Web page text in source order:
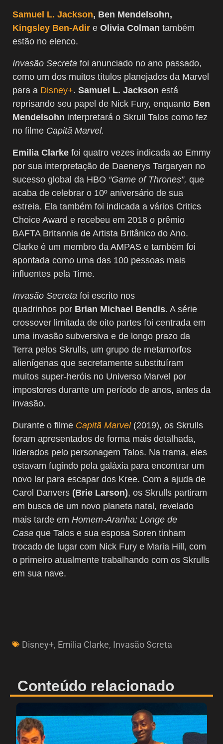
Samuel L. Jackson, Ben Mendelsohn,
Kingsley Ben-Adir e Olivia Colman também
estão no elenco.
Invasão Secreta foi anunciado no ano passado,
como um dos muitos títulos planejados da Marvel
para a Disney+. Samuel L. Jackson está
reprisando seu papel de Nick Fury, enquanto Ben
Mendelsohn interpretará o Skrull Talos como fez
no filme Capitã Marvel.
Emilia Clarke foi quatro vezes indicada ao Emmy
por sua interpretação de Daenerys Targaryen no
sucesso global da HBO “Game of Thrones”, que
acaba de celebrar o 10º aniversário de sua
estreia. Ela também foi indicada a vários Critics
Choice Award e recebeu em 2018 o prêmio
BAFTA Britannia de Artista Britânico do Ano.
Clarke é um membro da AMPAS e também foi
apontada como uma das 100 pessoas mais
influentes pela Time.
Invasão Secreta foi escrito nos
quadrinhos por Brian Michael Bendis. A série
crossover limitada de oito partes foi centrada em
uma invasão subversiva e de longo prazo da
Terra pelos Skrulls, um grupo de metamorfos
alienígenas que secretamente substituíram
muitos super-heróis no Universo Marvel por
impostores durante um período de anos, antes da
invasão.
Durante o filme Capitã Marvel(2019), os Skrulls
foram apresentados de forma mais detalhada,
liderados pelo personagem Talos. Na trama, eles
estavam fugindo pela galáxia para encontrar um
novo lar para escapar dos Kree. Com a ajuda de
Carol Danvers (Brie Larson), os Skrulls partiram
em busca de um novo planeta natal, revelado
mais tarde em Homem-Aranha: Longe de
Casa que Talos e sua esposa Soren tinham
trocado de lugar com Nick Fury e Maria Hill, com
o primeiro atualmente trabalhando com os Skrulls
em sua nave.
Disney+, Emilia Clarke, Invasão Screta
Conteúdo relacionado